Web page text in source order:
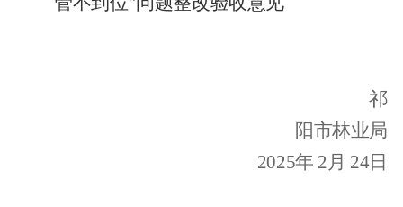
祁
阳市林业局
2025年 2月 24日